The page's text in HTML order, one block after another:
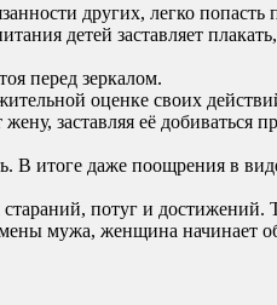
других, легко попасть
детей заставляет
перед зеркалом.
оценке своих
заставляя её добиваться
В итоге даже поощрения в
потуг и достижений.
мужа, женщина